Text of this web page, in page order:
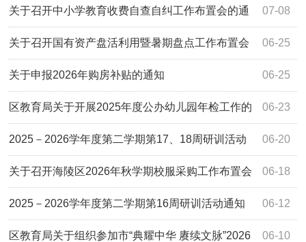
07-08
关于召开中小学教育收费自查自纠工作布置会的通
知 06-25
关于召开国有资产盘活利用暨暑期盘点工作布置会
的通知 06-25
关于申报2026年购房补贴的通知
06-23
区教育局关于开展2025年度公办幼儿园年检工作的
通知 06-20
2025－2026学年度第二学期第17、18周研训活动
通知 06-18
关于召开海陵区2026年秋学期校服采购工作布置会
的通知 06-12
2025－2026学年度第二学期第16周研训活动通知
06-10
区教育局关于组织参加市“典耀中华 赓续文脉”2026